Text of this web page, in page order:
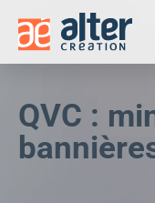
QVC :
Panneau de gestion